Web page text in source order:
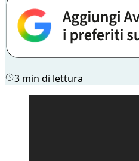
3 min di lettura